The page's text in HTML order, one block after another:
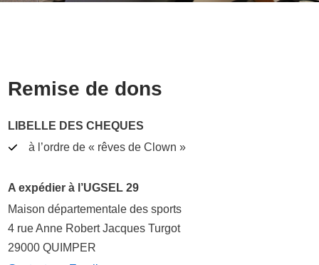
Remise de dons
LIBELLE DES CHEQUES
à l’ordre de « rêves de Clown »
A expédier à l’UGSEL 29
Maison départementale des sports
4 rue Anne Robert Jacques Turgot
29000 QUIMPER